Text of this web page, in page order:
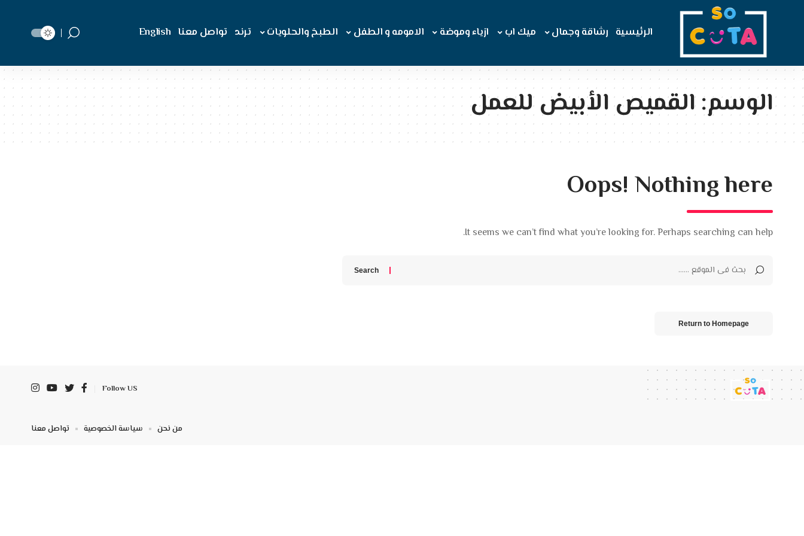
الرئيسية رشاقة وجمال ميك اب ازياء وموضة الامومه و الطفل الطبخ والحلويات ترند تواصل معنا English
الوسم:القميص الأبيض للعمل
Oops! Nothing here
It seems we can’t find what you’re looking for. Perhaps searching can help.
Return to Homepage
Follow US
من نحن سياسة الخصوصية تواصل معنا